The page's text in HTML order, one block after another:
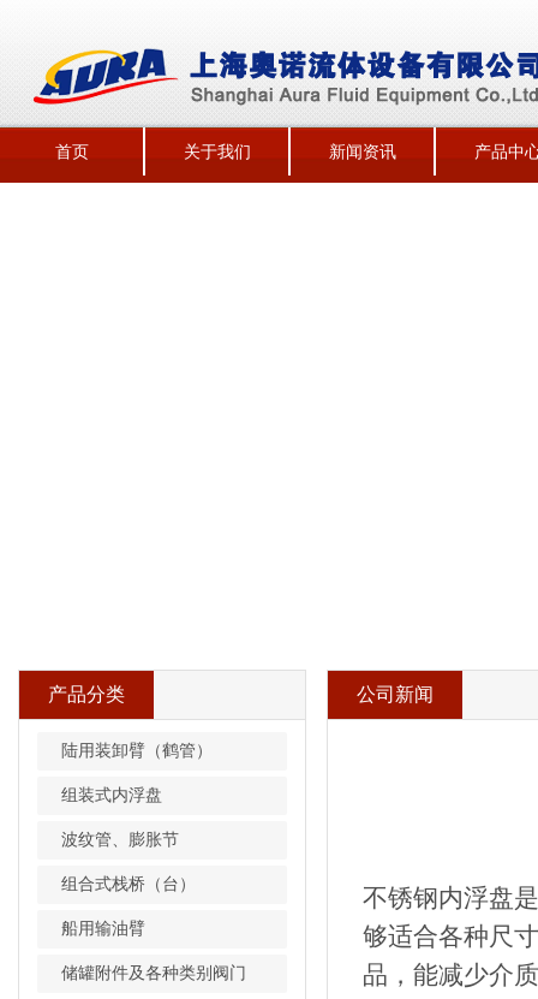
首页 关于我们 新闻资讯 产品中
产品分类
陆用装卸臂（鹤管）
组装式内浮盘
波纹管、膨胀节
组合式栈桥（台）
船用输油臂
储罐附件及各种类别阀门
公司新闻
不锈钢内浮盘
够适合各种尺
品，能减少介